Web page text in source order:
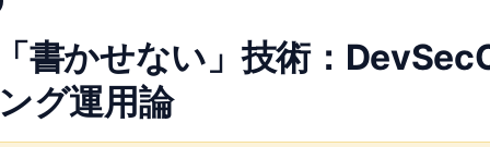
書かせない」技術：
グ運用論